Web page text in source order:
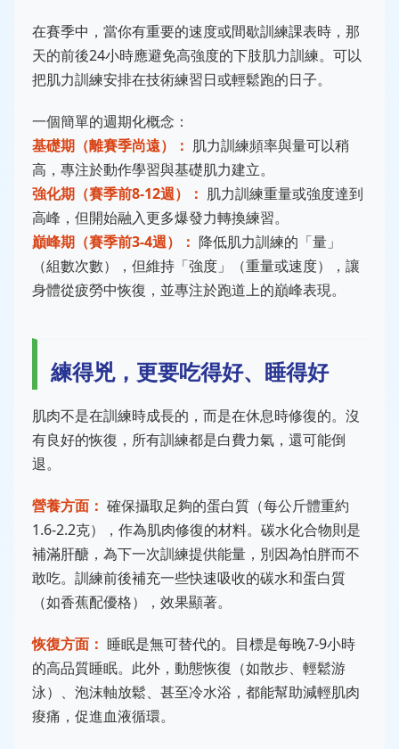
在賽季中，當你有重要的速度或間歇訓練課表時，那
天的前後24小時應避免高強度的下肢肌力訓練。可以
把肌力訓練安排在技術練習日或輕鬆跑的日子。
一個簡單的週期化概念：
基礎期（離賽季尚遠）： 肌力訓練頻率與量可以稍
高，專注於動作學習與基礎肌力建立。
強化期（賽季前8-12週）： 肌力訓練重量或強度達到
高峰，但開始融入更多爆發力轉換練習。
巔峰期（賽季前3-4週）： 降低肌力訓練的「量」
（組數次數），但維持「強度」（重量或速度），讓
身體從疲勞中恢復，並專注於跑道上的巔峰表現。
練得兇，更要吃得好、睡得好
肌肉不是在訓練時成長的，而是在休息時修復的。沒
有良好的恢復，所有訓練都是白費力氣，還可能倒
退。
營養方面： 確保攝取足夠的蛋白質（每公斤體重約
1.6-2.2克），作為肌肉修復的材料。碳水化合物則是
補滿肝醣，為下一次訓練提供能量，別因為怕胖而不
敢吃。訓練前後補充一些快速吸收的碳水和蛋白質
（如香蕉配優格），效果顯著。
恢復方面： 睡眠是無可替代的。目標是每晚7-9小時
的高品質睡眠。此外，動態恢復（如散步、輕鬆游
泳）、泡沫軸放鬆、甚至冷水浴，都能幫助減輕肌肉
痠痛，促進血液循環。